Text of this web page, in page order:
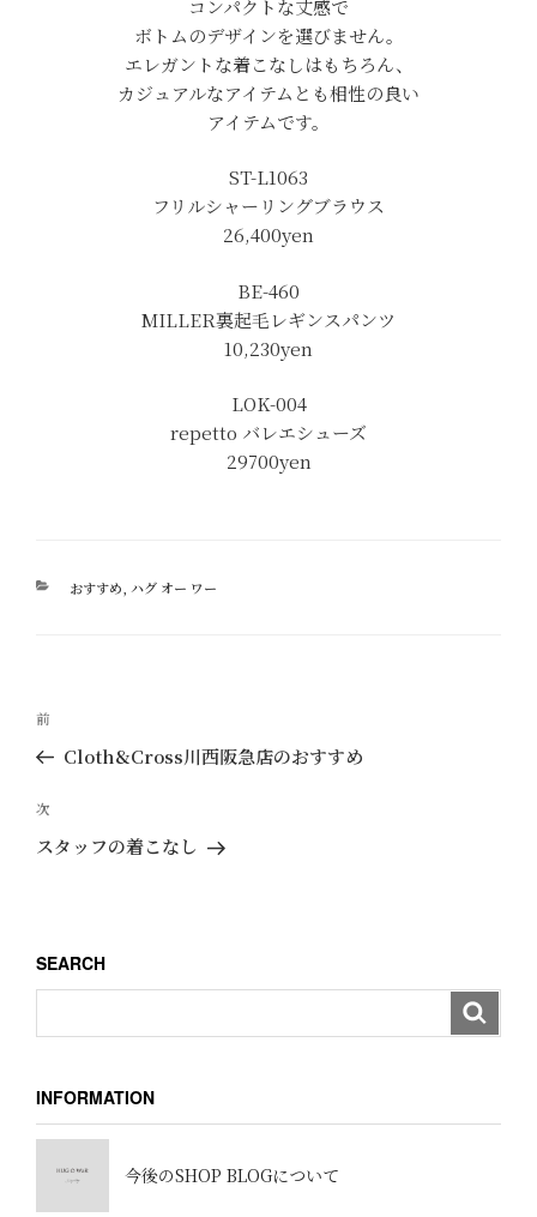
コンパクトな丈感で
ボトムのデザインを選びません。
エレガントな着こなしはもちろん、
カジュアルなアイテムとも相性の良い
アイテムです。
ST-L1063
フリルシャーリングブラウス
26,400yen
BE-460
MILLER裏起毛レギンスパンツ
10,230yen
LOK-004
repetto バレエシューズ
29700yen
カ
おすすめ ハグ オー ワー
投
ナ
ビ
ゲ
ン
過
去
投
稿
前
Cloth&Cross川西阪急店のおすすめ
次
の
次
スタッフの着こなし
SEARCH
INFORMATION
今後のSHOP BLOGについて